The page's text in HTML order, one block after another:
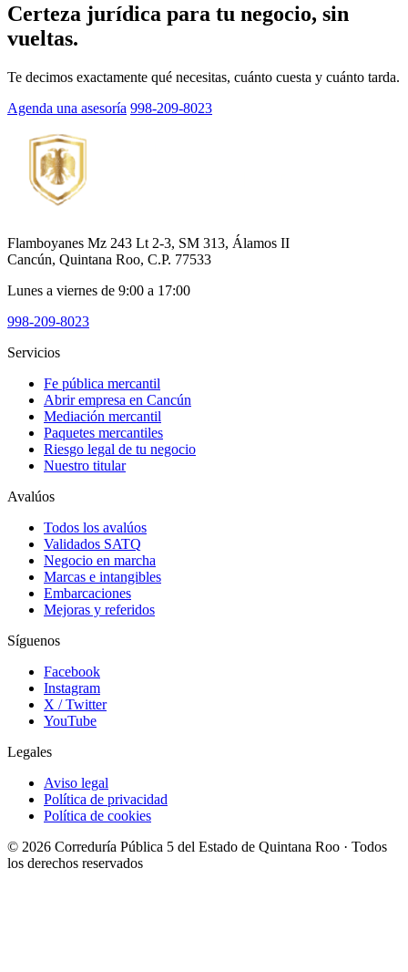
Certeza jurídica para tu negocio, sin
vueltas.
Te decimos exactamente qué necesitas, cuánto cuesta y cuánto tarda.
Agenda una asesoría 998-209-8023
Flamboyanes Mz 243 Lt 2-3, SM 313, Álamos II
Cancún, Quintana Roo, C.P. 77533
Lunes a viernes de 9:00 a 17:00
998-209-8023
Servicios
Fe pública mercantil
Abrir empresa en Cancún
Mediación mercantil
Paquetes mercantiles
Riesgo legal de tu negocio
Nuestro titular
Avalúos
Todos los avalúos
Validados SATQ
Negocio en marcha
Marcas e intangibles
Embarcaciones
Mejoras y referidos
Síguenos
Facebook
Instagram
X / Twitter
YouTube
Legales
Aviso legal
Política de privacidad
Política de cookies
© 2026 Correduría Pública 5 del Estado de Quintana Roo · Todos
los derechos reservados